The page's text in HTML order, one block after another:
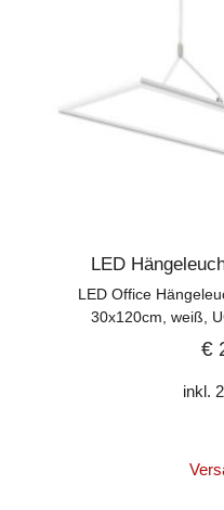
LED
LED Office
30x120cm, weiß,
€
inkl.